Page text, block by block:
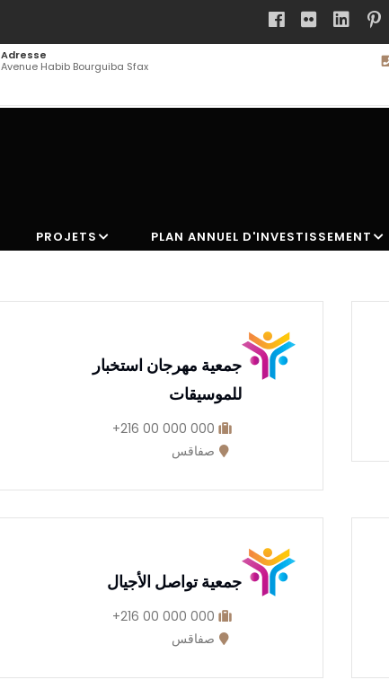
Adresse
Avenue Habib Bourguiba Sfax
PROJETS PLAN ANNUEL D'INVESTISSEMENT
جمعية مهرجان استخبار
للموسيقات
000 000 00 216+
صفاقس
جمعية تواصل الأجيال
000 000 00 216+
صفاقس